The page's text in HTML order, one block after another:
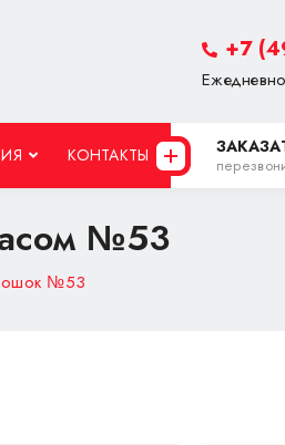
+7
КОНТАКТЫ
№53
№53